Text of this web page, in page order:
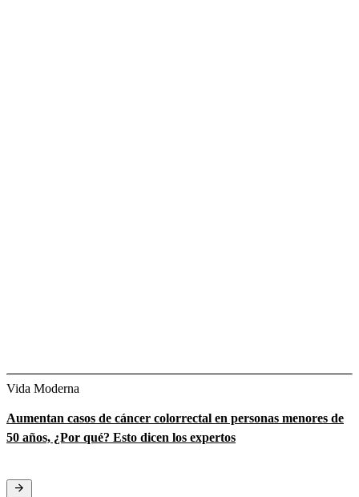
Vida Moderna
Aumentan casos de cáncer colorrectal en personas menores de
50 años, ¿Por qué? Esto dicen los expertos